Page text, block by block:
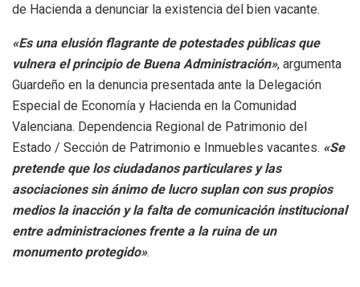
de Hacienda a denunciar la existencia del bien vacante.
«Es una elusión flagrante de potestades públicas que
vulnera el principio de Buena Administración», argumenta
Guardeño en la denuncia presentada ante la Delegación
Especial de Economía y Hacienda en la Comunidad
Valenciana. Dependencia Regional de Patrimonio del
Estado / Sección de Patrimonio e Inmuebles vacantes. «Se
pretende que los ciudadanos particulares y las
asociaciones sin ánimo de lucro suplan con sus propios
medios la inacción y la falta de comunicación institucional
entre administraciones frente a la ruina de un
monumento protegido».